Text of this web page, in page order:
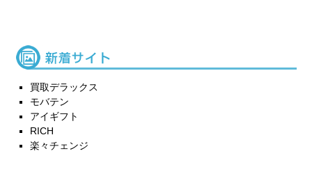
買取デラックス
モバテン
アイギフト
RICH
楽々チェンジ